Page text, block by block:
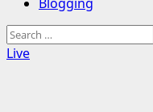
Search
for:
Live